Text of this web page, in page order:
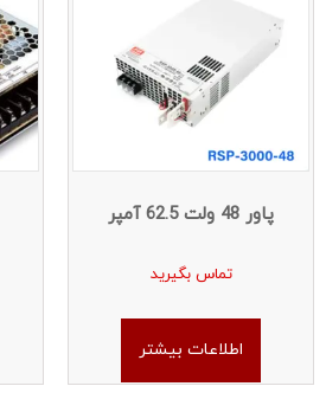
پاور 48 ولت 62.5 آمپر
تماس بگیرید
اطلاعات بیشتر